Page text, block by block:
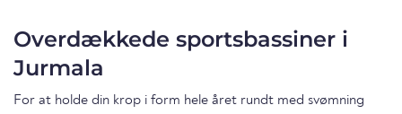
Overdækkede sportsbassiner i
Jurmala
For at holde din krop i form hele året rundt med svømning